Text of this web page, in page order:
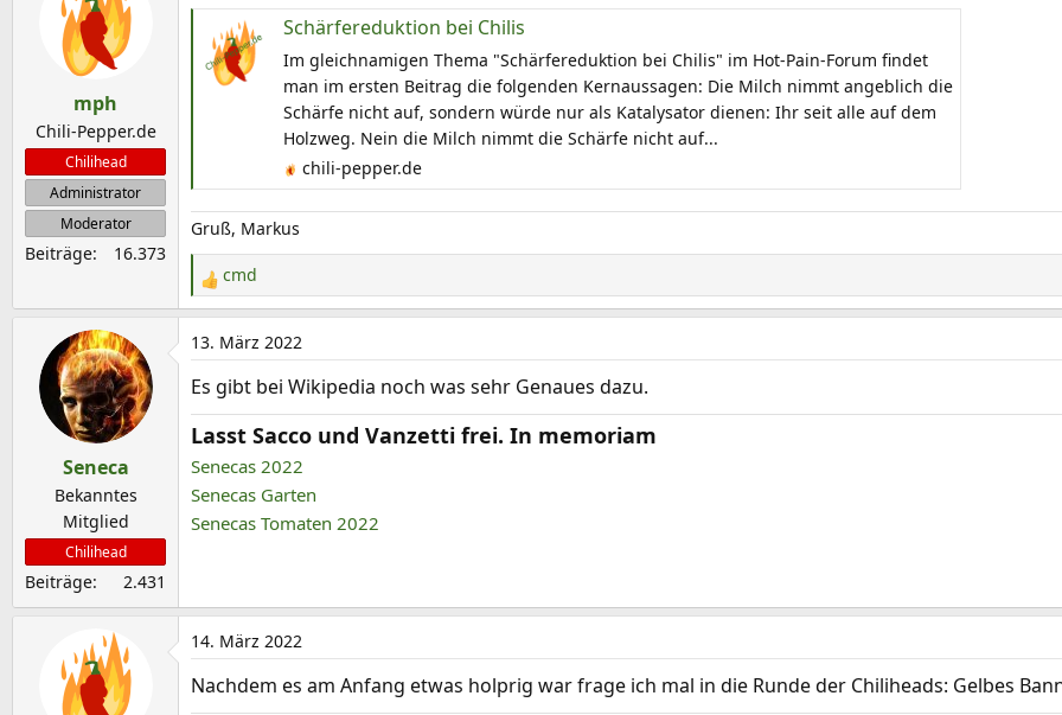
mph
Chili-Pepper.de
Chilihead
Administrator
Moderator
Beiträge 16.373
Schärfereduktion bei Chilis
Im gleichnamigen Thema "Schärfereduktion bei Chilis" im Hot-Pain-Forum findet
man im ersten Beitrag die folgenden Kernaussagen: Die Milch nimmt angeblich die
Schärfe nicht auf, sondern würde nur als Katalysator dienen: Ihr seit alle auf dem
Holzweg. Nein die Milch nimmt die Schärfe nicht auf...
chili-pepper.de
Gruß, Markus
R
e
a
k
t
i
o
n
e
n
cmd
Seneca
Bekanntes
Mitglied
Chilihead
Beiträge 2.431
13. März 2022
Es gibt bei Wikipedia noch was sehr Genaues dazu.
Lasst Sacco und Vanzetti frei. In memoriam
Senecas 2022
Senecas Garten
Senecas Tomaten 2022
14. März 2022
Nachdem es am Anfang etwas holprig war frage ich mal in die Runde der Chiliheads: Gelbes